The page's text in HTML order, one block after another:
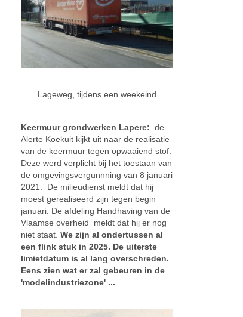
Lageweg, tijdens een weekeind
Keermuur grondwerken Lapere: de
Alerte Koekuit kijkt uit naar de realisatie
van de keermuur tegen opwaaiend stof.
Deze werd verplicht bij het toestaan van
de omgevingsvergunnning van 8 januari
2021. De milieudienst meldt dat hij
moest gerealiseerd zijn tegen begin
januari. De afdeling Handhaving van de
Vlaamse overheid meldt dat hij er nog
niet staat. We zijn al ondertussen al
een flink stuk in 2025. De uiterste
limietdatum is al lang overschreden.
Eens zien wat er zal gebeuren in de
'modelindustriezone' ...